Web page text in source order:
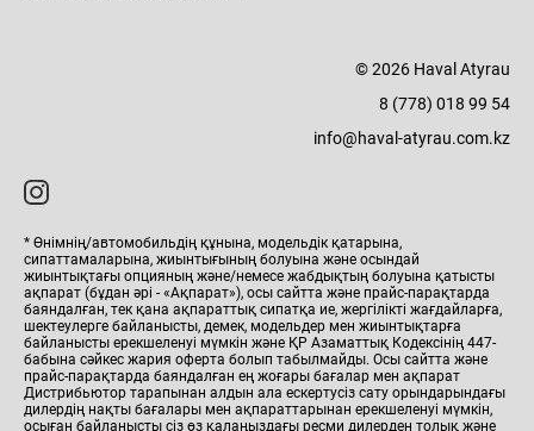
Atyrau
© 2026 Haval Atyrau
8 (778) 018 99 54
info@haval-atyrau.com.kz
* Өнімнің/автомобильдің құнына, модельдік қатарына,
сипаттамаларына, жиынтығының болуына және осындай
жиынтықтағы опцияның және/немесе жабдықтың болуына қатысты
ақпарат (бұдан әрі - «Ақпарат»), осы сайтта және прайс-парақтарда
баяндалған, тек қана ақпараттық сипатқа ие, жергілікті жағдайларға,
шектеулерге байланысты, демек, модельдер мен жиынтықтарға
байланысты ерекшеленуі мүмкін және ҚР Азаматтық Кодексінің 447-
бабына сәйкес жария оферта болып табылмайды. Осы сайтта және
прайс-парақтарда баяндалған ең жоғары бағалар мен ақпарат
Дистрибьютор тарапынан алдын ала ескертусіз сату орындарындағы
дилердің нақты бағалары мен ақпараттарынан ерекшеленуі мүмкін,
осыған байланысты сіз өз қалаңыздағы ресми дилерден толық және